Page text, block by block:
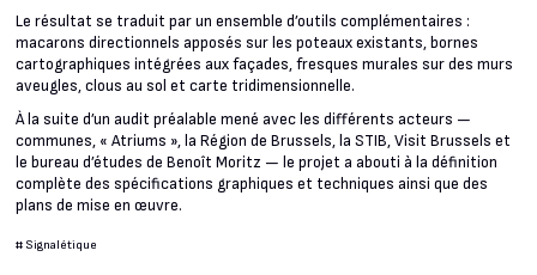
Le résultat se traduit par un ensemble d’outils complémentaires :
macarons directionnels apposés sur les poteaux existants, bornes
cartographiques intégrées aux façades, fresques murales sur des murs
aveugles, clous au sol et carte tridimensionnelle.
À la suite d’un audit préalable mené avec les différents acteurs —
communes, « Atriums », la Région de Brussels, la STIB, Visit Brussels et
le bureau d’études de Benoît Moritz — le projet a abouti à la définition
complète des spécifications graphiques et techniques ainsi que des
plans de mise en œuvre.
# Signalétique